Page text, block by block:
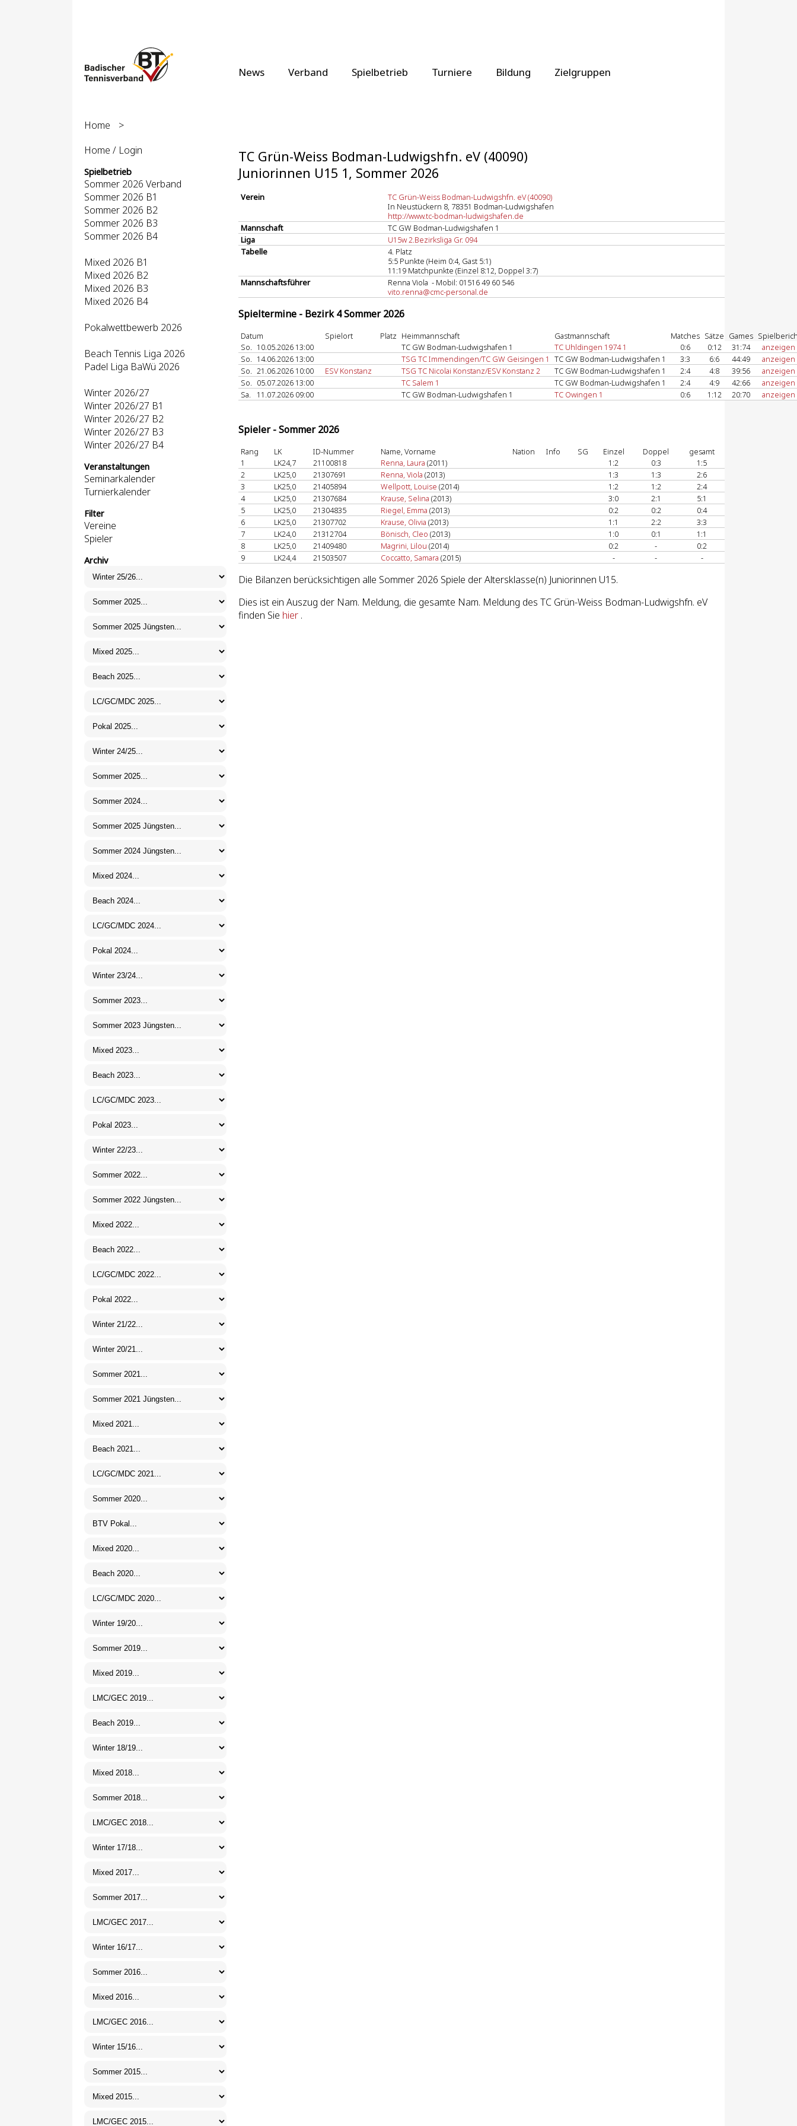
News Verband Spielbetrieb Turniere Bildung Zielgruppen
Home
>
Home / Login
Spielbetrieb
Sommer 2026 Verband
Sommer 2026 B1
Sommer 2026 B2
Sommer 2026 B3
Sommer 2026 B4
Mixed 2026 B1
Mixed 2026 B2
Mixed 2026 B3
Mixed 2026 B4
Pokalwettbewerb 2026
Beach Tennis Liga 2026
Padel Liga BaWü 2026
Winter 2026/27
Winter 2026/27 B1
Winter 2026/27 B2
Winter 2026/27 B3
Winter 2026/27 B4
Veranstaltungen
Seminarkalender
Turnierkalender
Filter
Vereine
Spieler
Archiv
TC Grün-Weiss Bodman-Ludwigshfn. eV (40090)
Juniorinnen U15 1, Sommer 2026
Verein
TC Grün-Weiss Bodman-Ludwigshfn. eV (40090)
In Neustückern 8, 78351 Bodman-Ludwigshafen
http://www.tc-bodman-ludwigshafen.de
Mannschaft
TC GW Bodman-Ludwigshafen 1
Liga
U15w 2.Bezirksliga Gr. 094
Tabelle
4. Platz
5:5 Punkte (Heim 0:4, Gast 5:1)
11:19 Matchpunkte (Einzel 8:12, Doppel 3:7)
Mannschaftsführer
Renna Viola - Mobil: 01516 49 60 546
vito.renna@cmc-personal.de
Spieltermine - Bezirk 4 Sommer 2026
Datum Spielort Platz Heimmannschaft Gastmannschaft Matches Sätze Games
So. 10.05.2026 13:00 TC GW Bodman-Ludwigshafen 1 TC Uhldingen 1974 1 0:6 0:12 31:74
anzeigen
So. 14.06.2026 13:00 TSG TC Immendingen/TC GW Geisingen 1 TC GW Bodman-Ludwigshafen 1 3:3 6:6 44:49
anzeigen
So. 21.06.2026 10:00 ESV Konstanz TSG TC Nicolai Konstanz/ESV Konstanz 2 TC GW Bodman-Ludwigshafen 1 2:4 4:8 39:56
anzeigen
So. 05.07.2026 13:00 TC Salem 1 TC GW Bodman-Ludwigshafen 1 2:4 4:9 42:66
anzeigen
Sa.
11.07.2026 09:00 TC GW Bodman-Ludwigshafen 1 TC Owingen 1 0:6 1:12 20:70 anzeigen
Spieler - Sommer 2026
Rang LK ID-Nummer Name, Vorname Nation Info SG Einzel Doppel
gesamt
1
LK24,7 21100818 Renna, Laura (2011) 1:2 0:3
1:5
2
LK25,0 21307691 Renna, Viola (2013) 1:3 1:3
2:6
3
LK25,0 21405894 Wellpott, Louise (2014) 1:2 1:2
2:4
4
LK25,0 21307684 Krause, Selina (2013) 3:0 2:1
5:1
5
LK25,0 21304835 Riegel, Emma (2013) 0:2 0:2
0:4
6
LK25,0 21307702 Krause, Olivia (2013) 1:1 2:2
3:3
7
LK24,0 21312704 Bönisch, Cleo (2013) 1:0 0:1
1:1
8
LK25,0 21409480 Magrini, Lilou (2014) 0:2 -
0:2
9
LK24,4 21503507 Coccatto, Samara (2015) - - -
Die Bilanzen berücksichtigen alle Sommer 2026 Spiele der Altersklasse(n) Juniorinnen U15.
Dies ist ein Auszug der Nam. Meldung, die gesamte Nam. Meldung des TC Grün-Weiss Bodman-Ludwigshfn. eV
finden Sie hier .